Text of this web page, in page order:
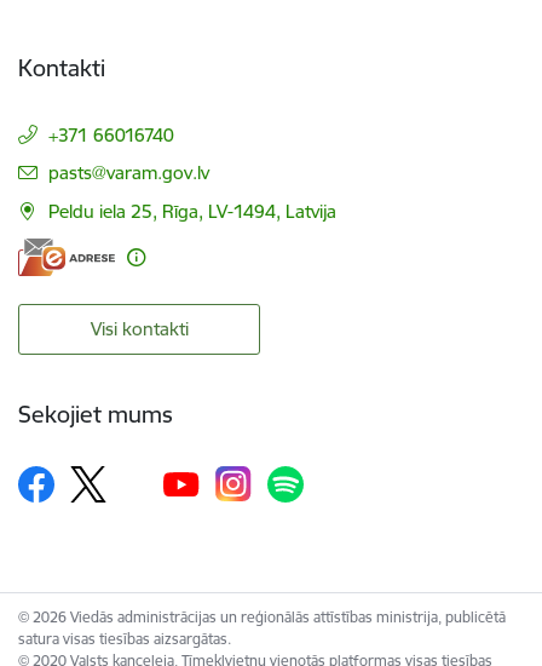
Kontakti
+371 66016740
E-pasts:
pasts@varam.gov.lv
Peldu iela 25, Rīga, LV-1494, Latvija
Visi kontakti
Sekojiet mums
© 2026 Viedās administrācijas un reģionālās attīstības ministrija, publicētā
satura visas tiesības aizsargātas.
© 2020 Valsts kanceleja, Tīmekļvietņu vienotās platformas visas tiesības